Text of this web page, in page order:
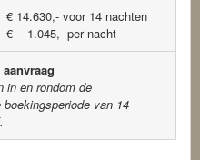
€ 14.630,- voor 14 nachten
€ 1.045,- per nacht
in en rondom de
van 14